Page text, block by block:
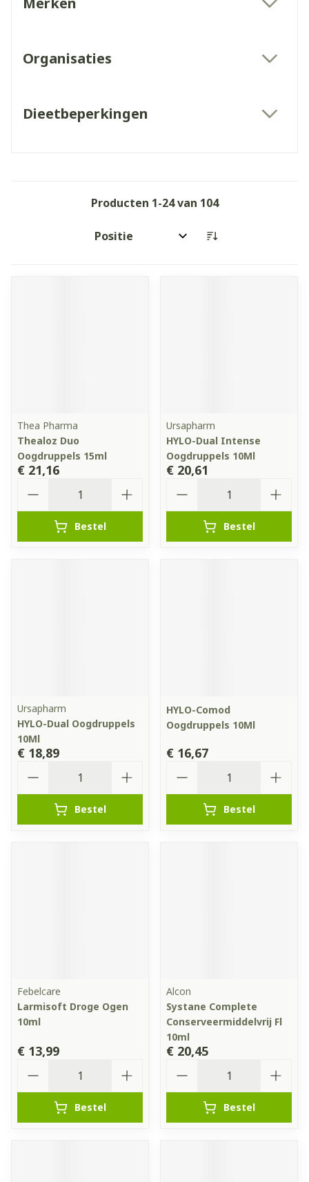
Organisaties
Dieetbeperkingen
Producten 1-24van 104
Sorteer op:
Thea Pharma
Thealoz Duo
Oogdruppels 15ml
€ 21,16
Bestel
Ursapharm
HYLO-Dual Intense
Oogdruppels 10Ml
€ 20,61
Bestel
Ursapharm
HYLO-Dual Oogdruppels
10Ml
€ 18,89
Bestel
HYLO-Comod
Oogdruppels 10Ml
€ 16,67
Bestel
Febelcare
Larmisoft Droge Ogen
10ml
€ 13,99
Bestel
Alcon
Systane Complete
Conserveermiddelvrij Fl
10ml
€ 20,45
Bestel